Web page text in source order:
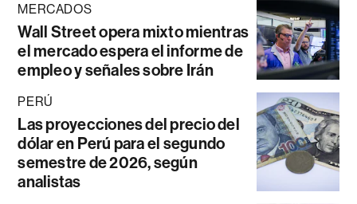
MERCADOS
Wall Street opera mixto mientras
el mercado espera el informe de
empleo y señales sobre Irán
PERÚ
Las proyecciones del precio del
dólar en Perú para el segundo
semestre de 2026, según
analistas